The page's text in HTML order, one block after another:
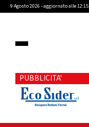
9 Agosto 2026 - aggiornato alle 12:15
PUBBLICITA'